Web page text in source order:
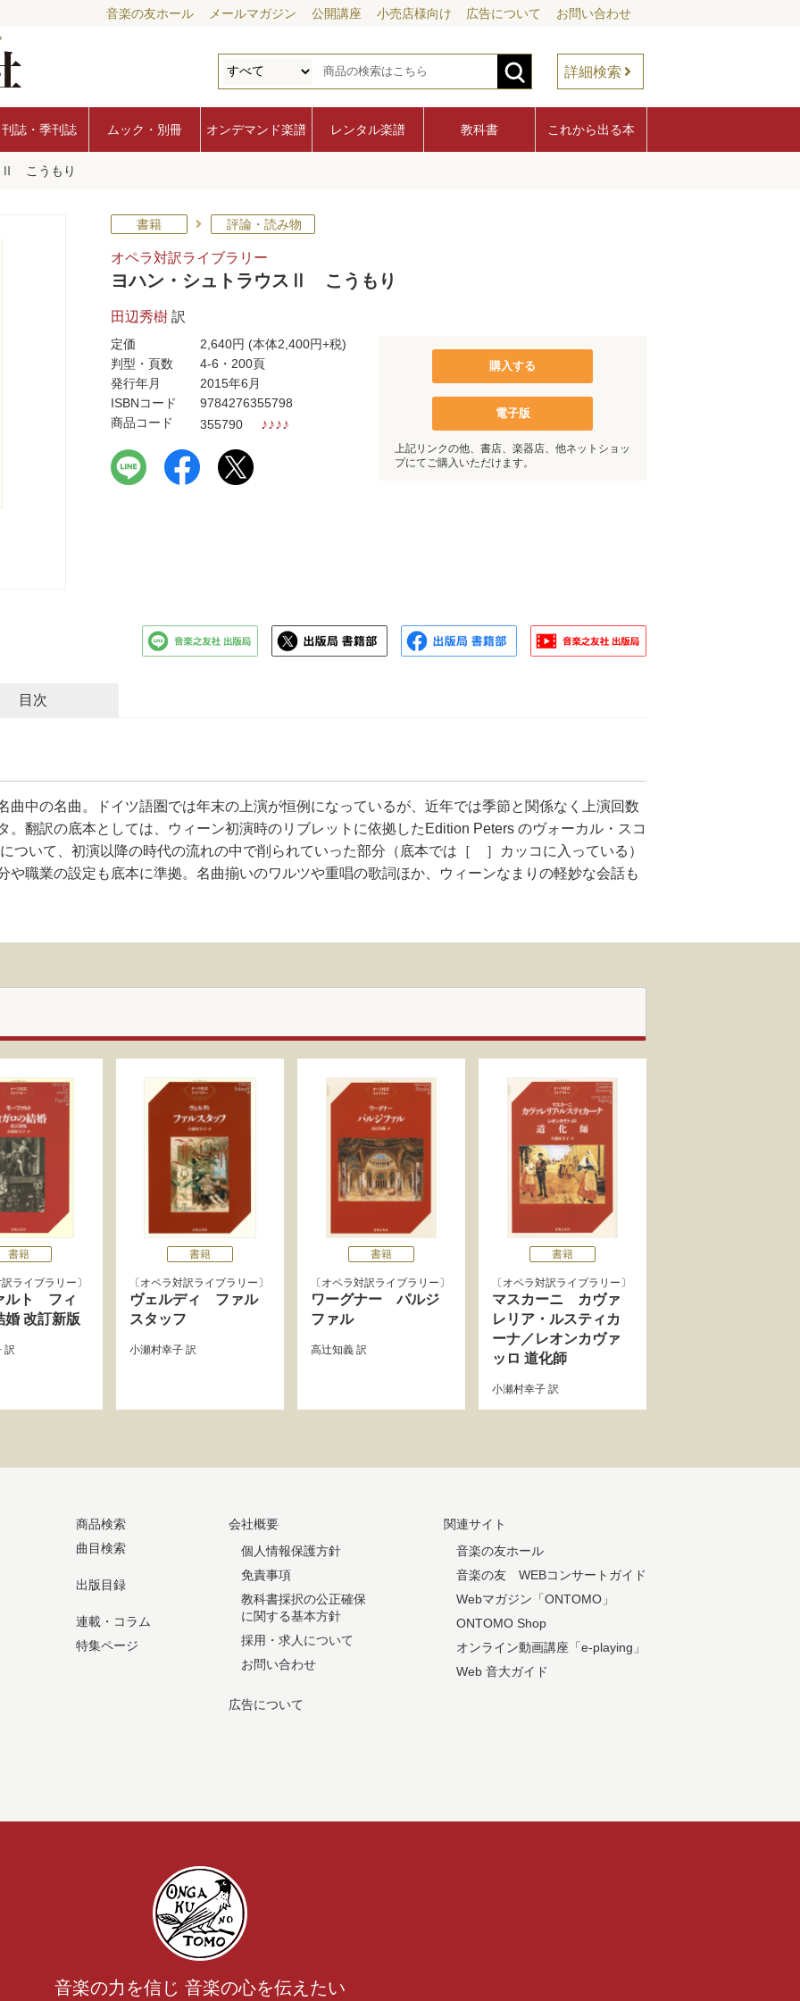
音楽の友ホール メールマガジン 公開講座 小売店様向け 広告について お問い合わせ
詳細検索
誌・季刊誌 ムック・別冊 オンデマンド楽譜 レンタル楽譜 教科書 これから出る本
Ⅱ こうもり
書籍 評論・読み物
オペラ対訳ライブラリー
ヨハン・シュトラウスⅡ こうもり
田辺秀樹 訳
定価 2,640円 (本体2,400円+税)
判型・頁数
4-6・200頁
発行年月
2015年6月
ISBNコード
9784276355798
商品コード
355790 ♪♪♪♪
購入する
電子版
上記リンクの他、書店、楽器店、他ネットショッ
プにてご購入いただけます。
目次
曲中の名曲。ドイツ語圏では年末の上演が恒例になっているが、近年では季節と関係なく上演回数
。翻訳の底本としては、ウィーン初演時のリブレットに依拠したEdition Peters のヴォーカル・スコ
ついて、初演以降の時代の流れの中で削られていった部分（底本では［ ］カッコに入っている）
や職業の設定も底本に準拠。名曲揃いのワルツや重唱の歌詞ほか、ウィーンなまりの軽妙な会話も
書籍
ライブラリー
ルト フィ
婚 改訂新版
訳
書籍
オペラ対訳ライブラリー
ヴェルディ ファル
スタッフ
小瀬村幸子 訳
書籍
オペラ対訳ライブラリー
ワーグナー パルジ
ファル
高辻知義 訳
書籍
オペラ対訳ライブラリー
マスカーニ カヴァ
レリア・ルスティカ
ーナ／レオンカヴァ
ッロ 道化師
小瀬村幸子 訳
商品検索
曲目検索
出版目録
連載・コラム
特集ページ
会社概要
個人情報保護方針
免責事項
教科書採択の公正確保
に関する基本方針
採用・求人について
お問い合わせ
広告について
関連サイト
音楽の友ホール
音楽の友 WEBコンサートガイド
Webマガジン「ONTOMO」
ONTOMO Shop
オンライン動画講座「e-playing」
Web 音大ガイド
音楽の力を信じ 音楽の心を伝えたい